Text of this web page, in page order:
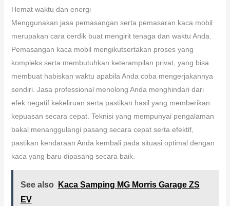
Hemat waktu dan energi
Menggunakan jasa pemasangan serta pemasaran kaca mobil
merupakan cara cerdik buat mengirit tenaga dan waktu Anda.
Pemasangan kaca mobil mengikutsertakan proses yang
kompleks serta membutuhkan keterampilan privat, yang bisa
membuat habiskan waktu apabila Anda coba mengerjakannya
sendiri. Jasa professional menolong Anda menghindari dari
efek negatif kekeliruan serta pastikan hasil yang memberikan
kepuasan secara cepat. Teknisi yang mempunyai pengalaman
bakal menanggulangi pasang secara cepat serta efektif,
pastikan kendaraan Anda kembali pada situasi optimal dengan
kaca yang baru dipasang secara baik.
See also
Kaca Samping MG Morris Garage ZS
EV